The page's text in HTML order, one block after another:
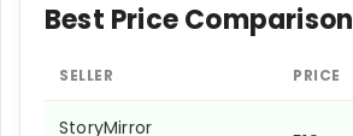
Best Price Comparison
SELLER PRICE
StoryMirror